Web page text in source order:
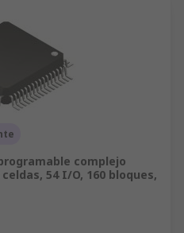
complejo
celdas, 54 I/O, 160 bloques,